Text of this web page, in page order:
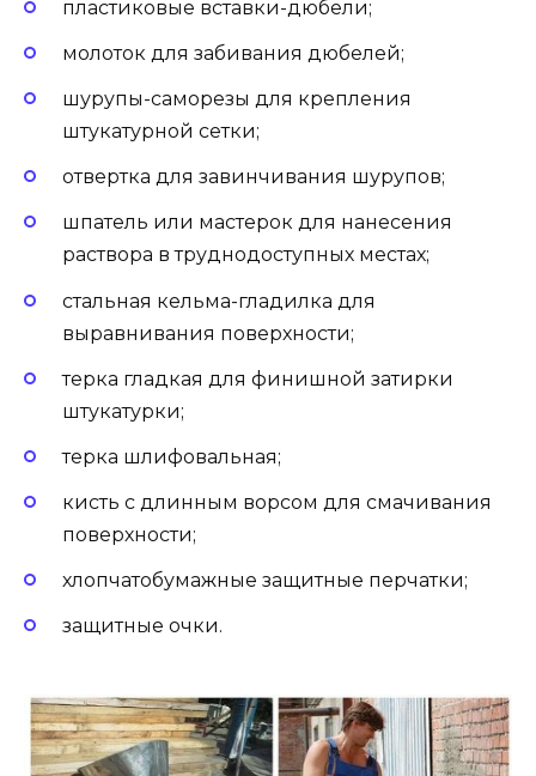
пластиковые вставки-дюбели;
молоток для забивания дюбелей;
шурупы-саморезы для крепления
штукатурной сетки;
отвертка для завинчивания шурупов;
шпатель или мастерок для нанесения
раствора в труднодоступных местах;
стальная кельма-гладилка для
выравнивания поверхности;
терка гладкая для финишной затирки
штукатурки;
терка шлифовальная;
кисть с длинным ворсом для смачивания
поверхности;
хлопчатобумажные защитные перчатки;
защитные очки.